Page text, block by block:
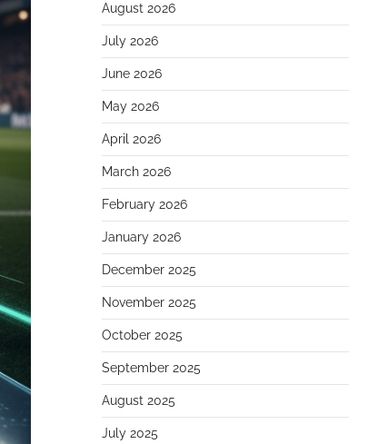
August 2026
July 2026
June 2026
May 2026
April 2026
March 2026
February 2026
January 2026
December 2025
November 2025
October 2025
September 2025
August 2025
July 2025